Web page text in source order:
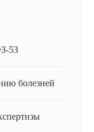
53
болезней